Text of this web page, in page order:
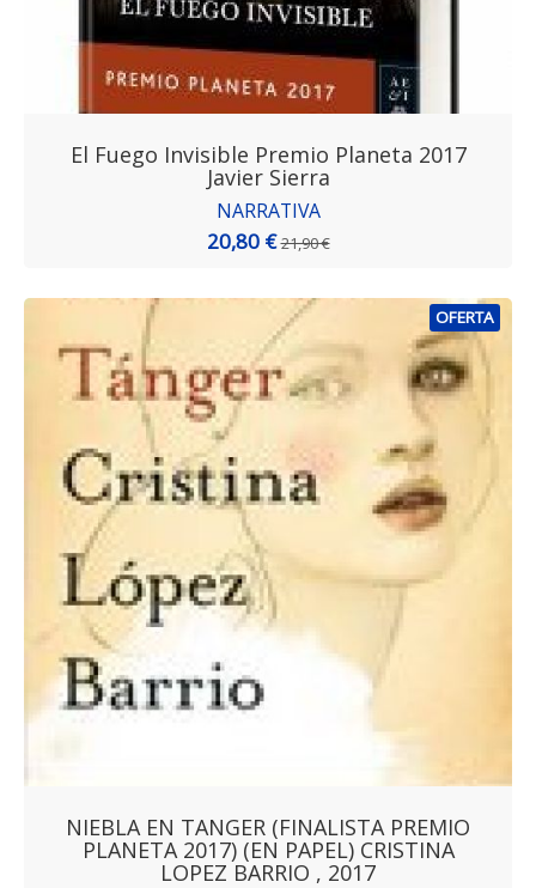
El Fuego Invisible Premio Planeta 2017
Javier Sierra
NARRATIVA
20,80 €21,90 €
OFERTA
NIEBLA EN TANGER (FINALISTA PREMIO
PLANETA 2017) (EN PAPEL) CRISTINA
LOPEZ BARRIO , 2017